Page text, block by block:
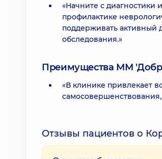
«Начните с диагностики
профилактике
поддерживать активный
обследования.»
Преимущества ММ
«В клинике привлекает
Отзывы пациентов о